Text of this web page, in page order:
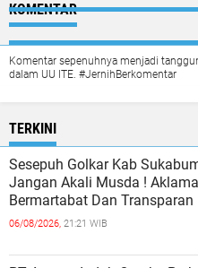
KOMENTAR
Komentar sepenuhnya menjadi
dalam UU ITE. #JernihBerkomentar
TERKINI
Sesepuh Golkar Kab
Jangan Akali Musda !
Bermartabat Dan Transparan
06/08/2026, 21:21 WIB